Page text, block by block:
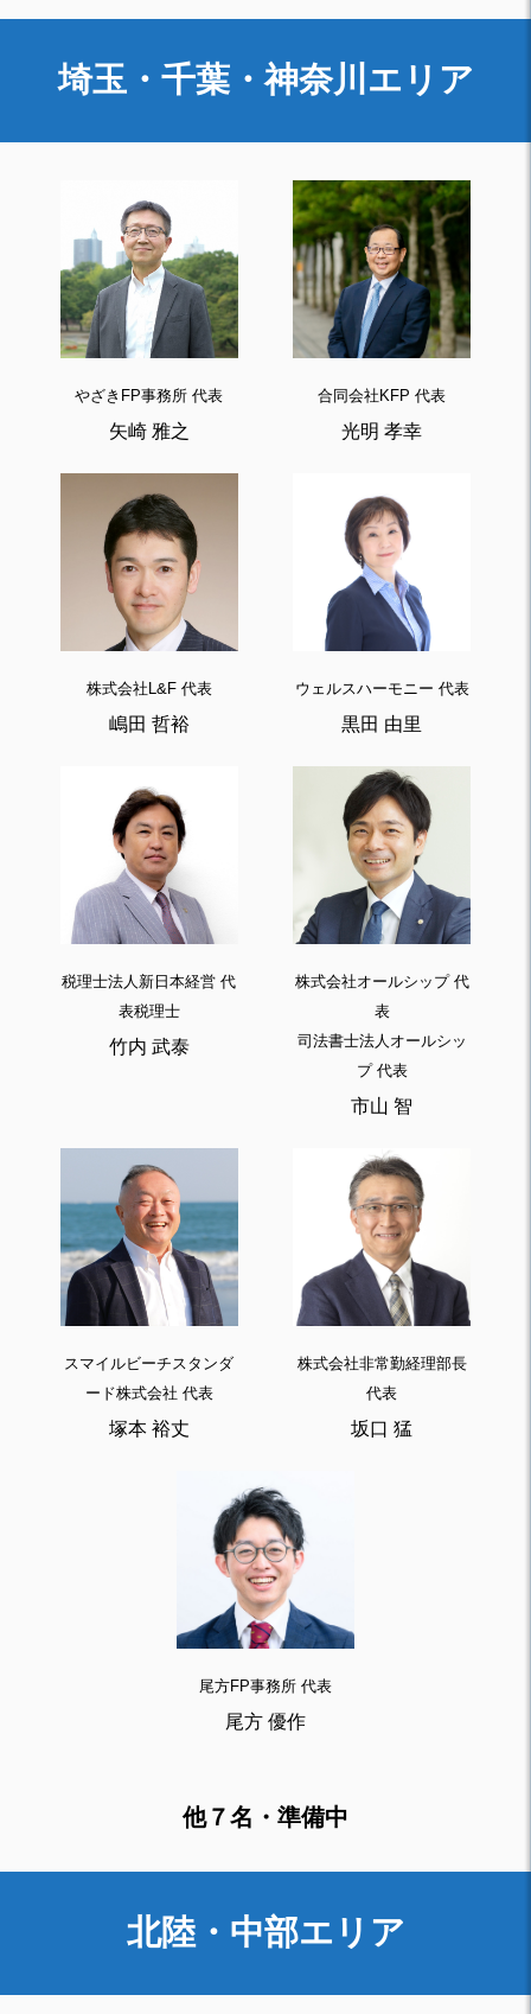
埼玉・千葉・神奈川エリア
やざきFP事務所 代表
矢崎 雅之
合同会社KFP 代表
光明 孝幸
株式会社L&F 代表
嶋田 哲裕
ウェルスハーモニー 代表
黒田 由里
税理士法人新日本経営 代
表税理士
竹内 武泰
株式会社オールシップ 代
表
司法書士法人オールシッ
プ 代表
市山 智
スマイルビーチスタンダ
ード株式会社 代表
塚本 裕丈
株式会社非常勤経理部長
代表
坂口 猛
尾方FP事務所 代表
尾方 優作
他７名・準備中
北陸・中部エリア